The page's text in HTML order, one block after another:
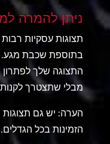
ניתן להמרה
תצוגות עסקיות
בתוספת שכבת מגע.
התצוגה שלך לפתרון
מבלי שתצטרך
הערה: יש גם תצוגות
הזמינות בכל הגדלים.